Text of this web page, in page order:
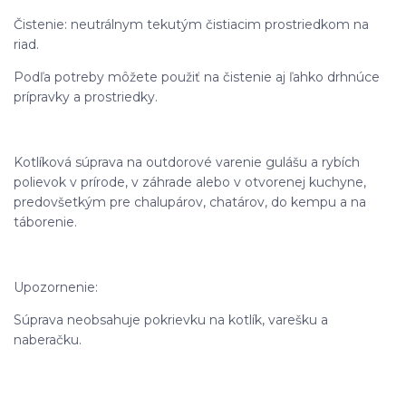
Čistenie: neutrálnym tekutým čistiacim prostriedkom na
riad.
Podľa potreby môžete použiť na čistenie aj ľahko drhnúce
prípravky a prostriedky.
Kotlíková súprava na outdorové varenie gulášu a rybích
polievok v prírode, v záhrade alebo v otvorenej kuchyne,
predovšetkým pre chalupárov, chatárov, do kempu a na
táborenie.
Upozornenie:
Súprava neobsahuje pokrievku na kotlík, varešku a
naberačku.